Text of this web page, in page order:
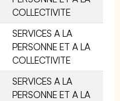
COLLECTIVITE
SERVICES A LA
PERSONNE ET A LA
COLLECTIVITE
SERVICES A LA
PERSONNE ET A LA